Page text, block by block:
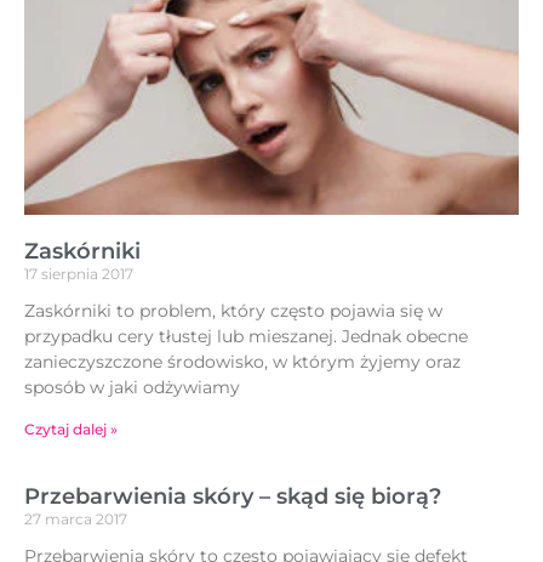
Zaskórniki
17 sierpnia 2017
Zaskórniki to problem, który często pojawia się w
przypadku cery tłustej lub mieszanej. Jednak obecne
zanieczyszczone środowisko, w którym żyjemy oraz
sposób w jaki odżywiamy
Czytaj dalej »
Przebarwienia skóry – skąd się biorą?
27 marca 2017
Przebarwienia skóry to często pojawiający się defekt